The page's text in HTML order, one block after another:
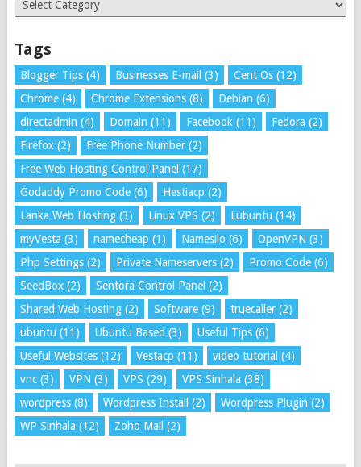
Tags
Blogger Tips(4) Businesses E-mail (3) Cent Os(12)
Chrome(4) Chrome Extensions(8) Debian (6)
directadmin (4) Domain (11) Facebook (11) Fedora (2)
Firefox(2) Free Phone Number(2)
Free Web Hosting Control Panel (17)
Godaddy Promo Code(6) Hestiacp (2)
Lanka Web Hosting(3) Linux VPS (2) Lubuntu (14)
myVesta (3) namecheap (1) Namesilo (6) OpenVPN (3)
Php Settings(2) Private Nameservers(2) Promo Code(6)
SeedBox(2) Sentora Control Panel (2)
Shared Web Hosting(2) Software(9) truecaller(2)
ubuntu (11) Ubuntu Based (3) Useful Tips(6)
Useful Websites(12) Vestacp (11) video tutorial (4)
vnc(3) VPN (3) VPS (29) VPS Sinhala (38)
wordpress(8) Wordpress Install (2) Wordpress Plugin (2)
WP Sinhala (12) Zoho Mail (2)